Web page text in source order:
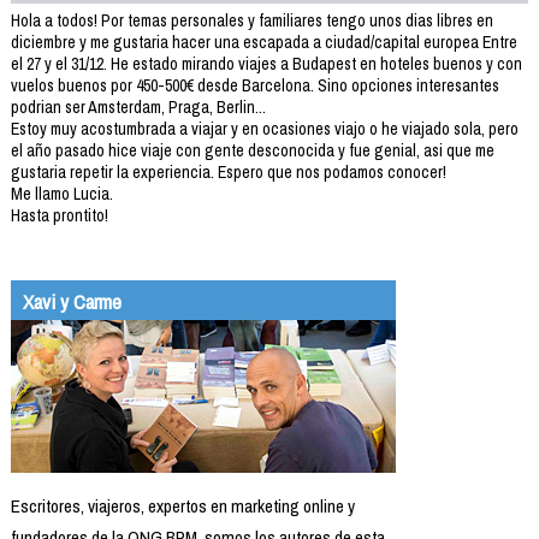
Hola a todos! Por temas personales y familiares tengo unos dias libres en
diciembre y me gustaria hacer una escapada a ciudad/capital europea Entre
el 27 y el 31/12. He estado mirando viajes a Budapest en hoteles buenos y con
vuelos buenos por 450-500€ desde Barcelona. Sino opciones interesantes
podrian ser Amsterdam, Praga, Berlin...
Estoy muy acostumbrada a viajar y en ocasiones viajo o he viajado sola, pero
el año pasado hice viaje con gente desconocida y fue genial, asi que me
gustaria repetir la experiencia. Espero que nos podamos conocer!
Me llamo Lucia.
Hasta prontito!
Xavi y Carme
Escritores, viajeros, expertos en marketing online y